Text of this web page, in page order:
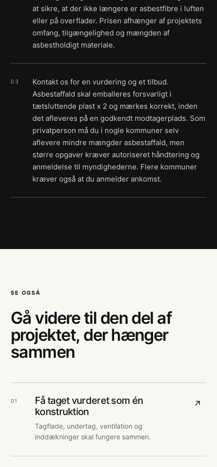
at sikre, at der ikke længere er asbestfibre i luften
eller på overflader. Prisen afhænger af projektets
omfang, tilgængelighed og mængden af
asbestholdigt materiale.
03
Kontakt os for en vurdering og et tilbud.
Asbestaffald skal emballeres forsvarligt i
tætsluttende plast x 2 og mærkes korrekt, inden
det afleveres på en godkendt modtagerplads. Som
privatperson må du i nogle kommuner selv
aflevere mindre mængder asbestaffald, men
større opgaver kræver autoriseret håndtering og
anmeldelse til myndighederne. Flere kommuner
kræver også at du anmelder ankomst.
SE OGSÅ
Gå videre til den del af
projektet, der hænger
sammen
01
Få taget vurderet som én
konstruktion
Tagflade, undertag, ventilation og
inddækninger skal fungere sammen.
↗